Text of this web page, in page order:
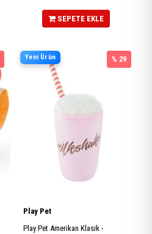
SEPETE EKLE
Yeni Ürün
Play Pet
Play Pet Amerikan Klasik -
% 29